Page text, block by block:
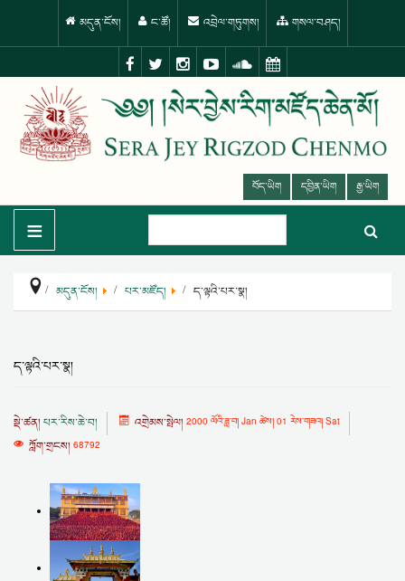
མདུན་ངོས། ང་ཚོ། འབྲེལ་གཏུགས། གསལ་བཤད།
བོད་ཡིག དབྱིན་ཡིག རྒྱ་ཡིག
≡
མདུན་ངོས། པར་མཛོད། ད་ལྟའི་པར་སྣ།
ད་ལྟའི་པར་སྣ།
སྡེ་ཚན། པར་རིས་ཆེ་བ། འགྲེམས་སྤེལ། 2000 ལོའི་ཟླ་བ། Jan ཚེས། 01 རེས་གཟའ། Sat
ཀློག་གྲངས། 68792